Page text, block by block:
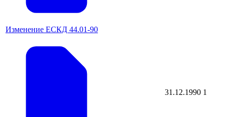
Изменение ЕСКД 44.01-90
31.12.1990 1